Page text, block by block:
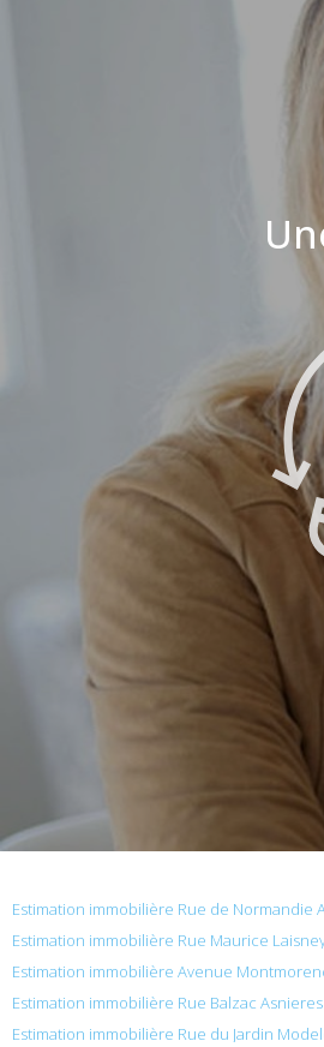
Estimation immobilière Rue de Normandie
Estimation immobilière Rue Maurice
Estimation immobilière Avenue
Estimation immobilière Rue Balzac
Estimation immobilière Rue du Jardin